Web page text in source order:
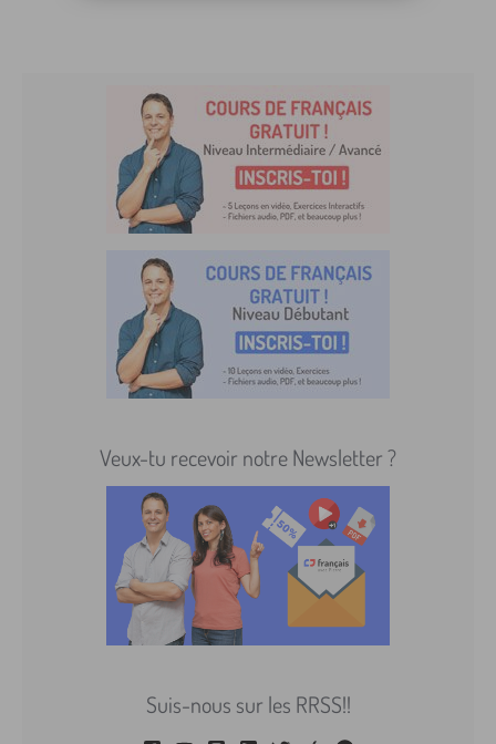
Veux-tu recevoir notre Newsletter ?
Suis-nous sur les RRSS!!